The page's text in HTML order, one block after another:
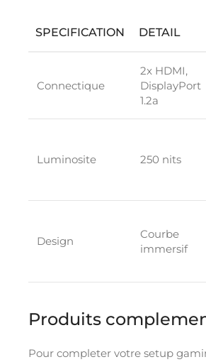
SPECIFICATION DETAIL
Connectique
2x HDMI,
DisplayPort
1.2a
Luminosite 250 nits
Design
Courbe
immersif
Produits
Pour completer votre setup